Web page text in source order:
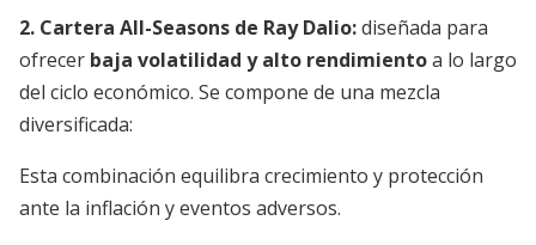
2. Cartera All-Seasons de Ray Dalio:diseñada para
ofrecer baja volatilidad y alto rendimientoa lo largo
del ciclo económico. Se compone de una mezcla
diversificada:
Esta combinación equilibra crecimiento y protección
ante la inflación y eventos adversos.